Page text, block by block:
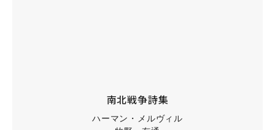
南北戦争詩集
ハーマン・メルヴィル